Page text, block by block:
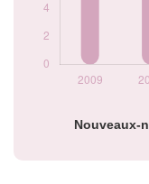
Nouveaux-